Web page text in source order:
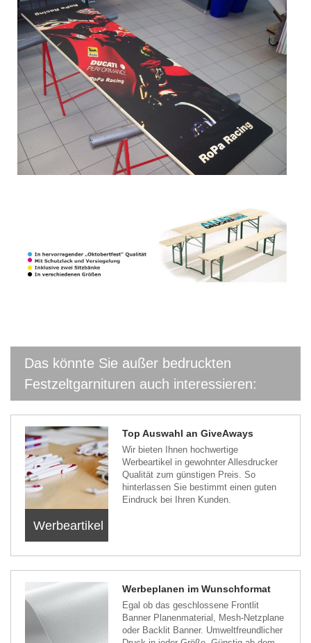
Das könnte Sie außer bedruckten
Festzeltgarnituren auch interessieren:
Werbeartikel
Top Auswahl an GiveAways
Wir bieten Ihnen hochwertige
Werbeartikel in gewohnter Allesdrucker
Qualität zum günstigen Preis. So
hinterlassen Sie bestimmt einen guten
Eindruck bei Ihren Kunden.
Werbeplanen im Wunschformat
Egal ob das geschlossene Frontlit
Banner Planenmaterial, Mesh-Netzplane
oder Backlit Banner. Umweltfreundlicher